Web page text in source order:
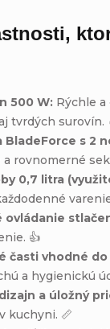
500 W: Rýchle
tvrdých surovín.
BladeForce s 2
rovnomerné
0,7 litra
ovládanie
👍
časti vhodné do
a hygienickú
a úložný
kuchyni. 📏